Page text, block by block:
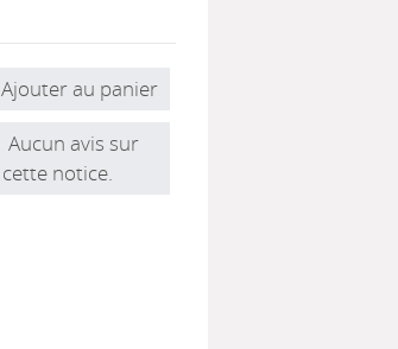
Ajouter au panier
Aucun avis sur
cette notice.